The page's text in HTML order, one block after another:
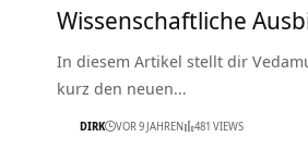
Wissenschaftliche
In diesem Artikel stellt dir
kurz den neuen…
DIRK VOR 9 JAHREN 481 VIEWS